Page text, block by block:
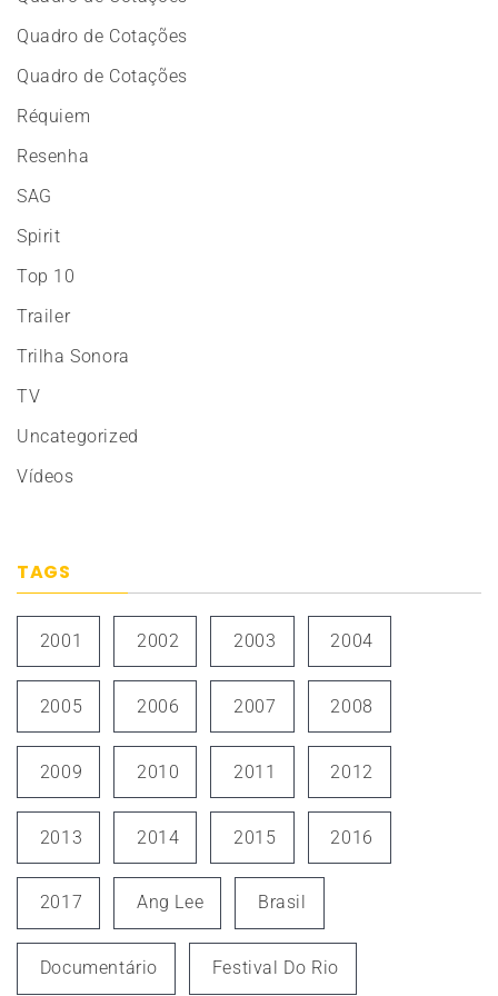
Quadro de Cotações
Quadro de Cotações
Réquiem
Resenha
SAG
Spirit
Top 10
Trailer
Trilha Sonora
TV
Uncategorized
Vídeos
TAGS
2001 2002 2003 2004
2005 2006 2007 2008
2009 2010 2011 2012
2013 2014 2015 2016
2017 Ang Lee Brasil
Documentário Festival Do Rio